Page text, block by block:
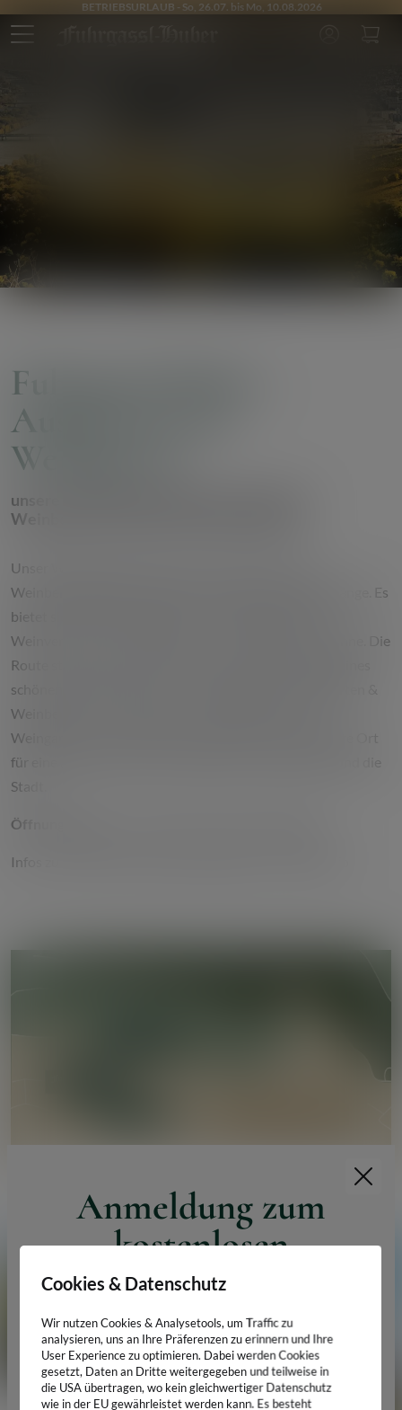
BETRIEBSURLAUB - So, 26.07. bis Mo, 10.08.2026
Fuhrgassl-Huber,
Ausg'steckt im
Weingarten
unsere Ausschank inmitten der Neustifter
Weinberge zum Wiener Weinwandertag
Unser Weingut & Buschenschank ist direkt an den
Weinbergen gelegen, ideal für entspannende Spaziergänge. Es
bietet sich hier die Gelegenheit, eine Wanderung mit
Weinverkostung zu verbinden – ein Erlebnis für alle Sinne. Die
Route startet in Neustift am Walde und führt entlang eines
schönen Wanderwegs durch die umliegenden Weingärten &
Weinberge. Unser Ausschank "Fuhrgassl-Huber im
Weingarten" auf der Mitterwurzergasse, ist der perfekte Ort
für eine angenehme Rast mit Blick auf die Weinberge und die
Stadt.
Öffnungszeiten
Infos zu den Wiener Weinwandertagen:
Anmeldung zum
kostenlosen
Newsletter
Melden Sie sich an und erhalten Sie 10% Rabatt bei
der nächsten Bestellung im Onlineshop.